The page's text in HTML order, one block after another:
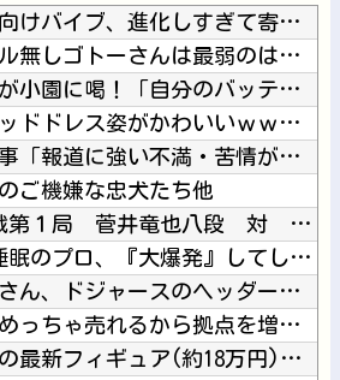
【閲覧注意】女性向けバイブ、進化しすぎて寄生獣みたいになって...
カクヨム：『スキル無しゴトーさんは最弱のはずです！～勇者召喚...
元カープ前田智徳が小園に喝！「自分のバッティングが確立できて...
羊宮妃那さん、ヘッドドレス姿がかわいいｗｗｗｗ他
【速報】熊本県知事「報道に強い不満・苦情が寄せられている」→...
ご機嫌な忠犬たち他
第76回NHK杯２回戦第１局 菅井竜也八段 対 大橋貴洸七段...
【悲報】1日30分睡眠のプロ、『大爆発』してしまった結果・・...
【悲報】大谷翔平さん、ドジャースのヘッダー画像から消えるｗｗ...
テスラ「日本でEVめっちゃ売れるから拠点を増やすね」他
【画像】キャミィの最新フィギュア(約18万円)、ガチで作り込...